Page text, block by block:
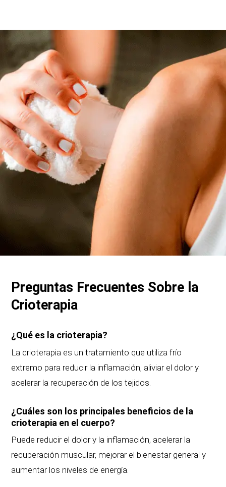
Preguntas Frecuentes Sobre la
Crioterapia
¿Qué es la crioterapia?
La crioterapia es un tratamiento que utiliza frío
extremo para reducir la inflamación, aliviar el dolor y
acelerar la recuperación de los tejidos.
¿Cuáles son los principales beneficios de la
crioterapia en el cuerpo?
Puede reducir el dolor y la inflamación, acelerar la
recuperación muscular, mejorar el bienestar general y
aumentar los niveles de energía.